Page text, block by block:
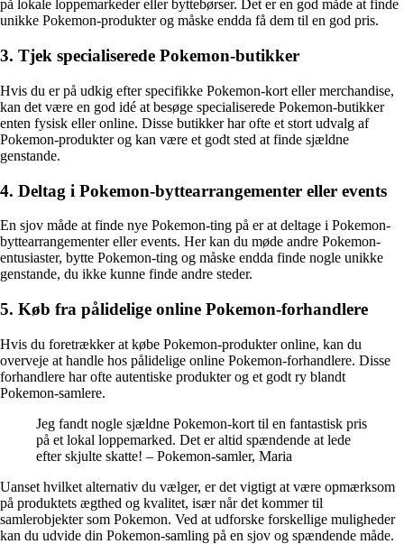
på lokale loppemarkeder eller byttebørser. Det er en god måde at finde
unikke Pokemon-produkter og måske endda få dem til en god pris.
3. Tjek specialiserede Pokemon-butikker
Hvis du er på udkig efter specifikke Pokemon-kort eller merchandise,
kan det være en god idé at besøge specialiserede Pokemon-butikker
enten fysisk eller online. Disse butikker har ofte et stort udvalg af
Pokemon-produkter og kan være et godt sted at finde sjældne
genstande.
4. Deltag i Pokemon-byttearrangementer eller events
En sjov måde at finde nye Pokemon-ting på er at deltage i Pokemon-
byttearrangementer eller events. Her kan du møde andre Pokemon-
entusiaster, bytte Pokemon-ting og måske endda finde nogle unikke
genstande, du ikke kunne finde andre steder.
5. Køb fra pålidelige online Pokemon-forhandlere
Hvis du foretrækker at købe Pokemon-produkter online, kan du
overveje at handle hos pålidelige online Pokemon-forhandlere. Disse
forhandlere har ofte autentiske produkter og et godt ry blandt
Pokemon-samlere.
Jeg fandt nogle sjældne Pokemon-kort til en fantastisk pris
på et lokal loppemarked. Det er altid spændende at lede
efter skjulte skatte! – Pokemon-samler, Maria
Uanset hvilket alternativ du vælger, er det vigtigt at være opmærksom
på produktets ægthed og kvalitet, især når det kommer til
samlerobjekter som Pokemon. Ved at udforske forskellige muligheder
kan du udvide din Pokemon-samling på en sjov og spændende måde.